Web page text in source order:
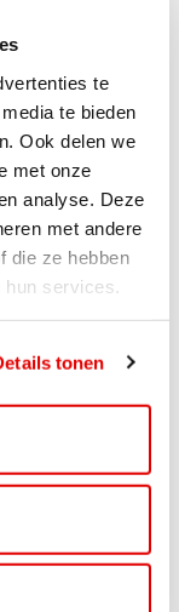
te
te bieden
Ook delen we
met onze
analyse. Deze
met andere
die ze hebben
services.
tonen